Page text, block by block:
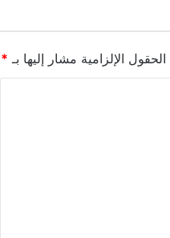
الحقول الإلزامية مشار إليها بـ *